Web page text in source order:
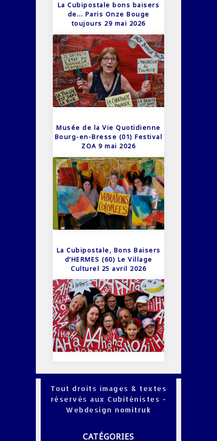
La Cubipostale bons baisers
de… Paris Onze Bouge
toujours 29 mai 2026
Musée de la Vie Quotidienne
Bourg-en-Bresse (01) Festival
ZOA 9 mai 2026
La Cubipostale, Bons Baisers
d’HERMES (60) Le Village
Culturel 25 avril 2026
Tout droits images & textes
réservés aux Cubiténistes -
Webdesign nomitruk
CATÉGORIES